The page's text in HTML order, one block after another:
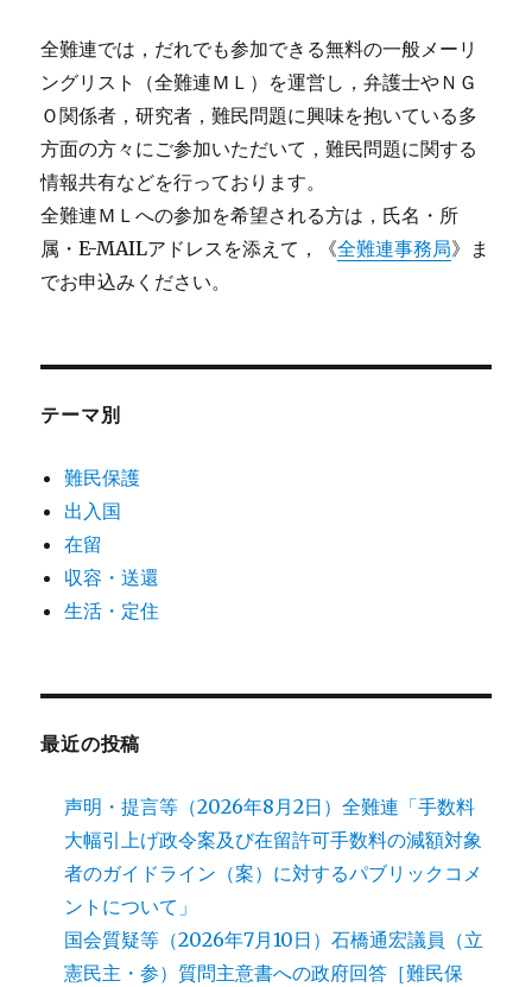
全難連では，だれでも参加できる無料の一般メーリ
ングリスト（全難連ＭＬ）を運営し，弁護士やＮＧ
Ｏ関係者，研究者，難民問題に興味を抱いている多
方面の方々にご参加いただいて，難民問題に関する
情報共有などを行っております。
全難連ＭＬへの参加を希望される方は，氏名・所
属・E-MAILアドレスを添えて，《全難連事務局》ま
でお申込みください。
テーマ別
難民保護
出入国
在留
収容・送還
生活・定住
最近の投稿
声明・提言等（2026年8月2日）全難連「手数料
大幅引上げ政令案及び在留許可手数料の減額対象
者のガイドライン（案）に対するパブリックコメ
ントについて」
国会質疑等（2026年7月10日）石橋通宏議員（立
憲民主・参）質問主意書への政府回答［難民保